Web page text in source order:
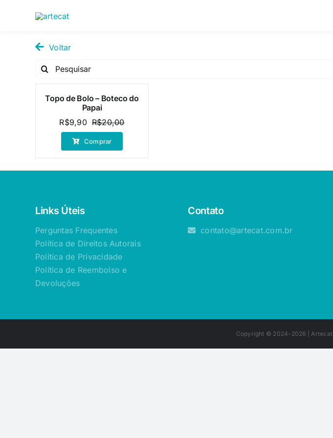
Voltar
Pesquisar
Oferta!
Topo de Bolo – Boteco do
Papai
R$20,00O
R$9,90
O
Comprar
Links Úteis
Perguntas Frequentes
Política de Direitos Autorais
Política de Privacidade
Política de Reembolso e
Devoluções
Contato
contato@artecat.com.br
Copyright © 2024-2026 |Artecat